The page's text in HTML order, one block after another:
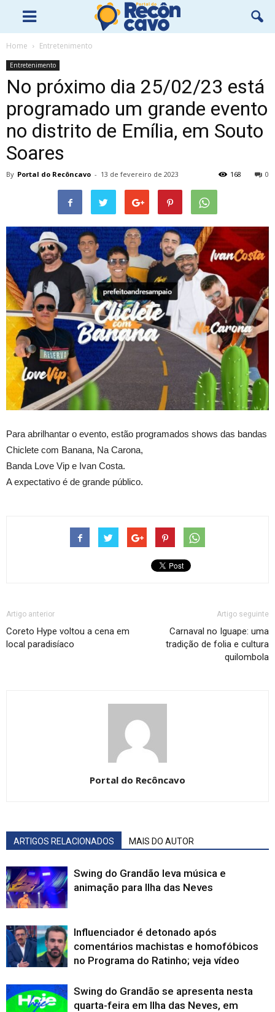
Home Entretenimento
Entretenimento
No próximo dia 25/02/23 está
programado um grande evento
no distrito de Emília, em Souto
Soares
By Portal do Recôncavo - 13 de fevereiro de 2023 0
168
Para abrilhantar o evento, estão programados shows das bandas
Chiclete com Banana, Na Carona,
Banda Love Vip e Ivan Costa.
A expectativo é de grande público.
Artigo anterior
Coreto Hype voltou a cena em
local paradisíaco
Artigo seguinte
Carnaval no Iguape: uma
tradição de folia e cultura
quilombola
Portal do Recôncavo
ARTIGOS RELACIONADOS MAIS DO AUTOR
Swing do Grandão leva música e
animação para Ilha das Neves
Influenciador é detonado após
comentários machistas e homofóbicos
no Programa do Ratinho; veja vídeo
Swing do Grandão se apresenta nesta
quarta-feira em Ilha das Neves, em